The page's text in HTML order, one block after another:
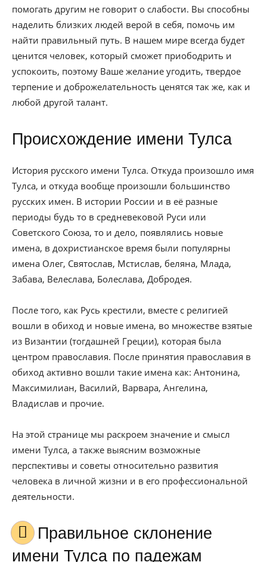
помогать другим не говорит о слабости. Вы способны
наделить близких людей верой в себя, помочь им
найти правильный путь. В нашем мире всегда будет
ценится человек, который сможет приободрить и
успокоить, поэтому Ваше желание угодить, твердое
терпение и доброжелательность ценятся так же, как и
любой другой талант.
Происхождение имени Тулса
История русского имени Тулса. Откуда произошло имя
Тулса, и откуда вообще произошли большинство
русских имен. В истории России и в её разные
периоды будь то в средневековой Руси или
Советского Союза, то и дело, появлялись новые
имена, в дохристианское время были популярны
имена Олег, Святослав, Мстислав, беляна, Млада,
Забава, Велеслава, Болеслава, Добродея.
После того, как Русь крестили, вместе с религией
вошли в обиход и новые имена, во множестве взятые
из Византии (тогдашней Греции), которая была
центром православия. После принятия православия в
обиход активно вошли такие имена как: Антонина,
Максимилиан, Василий, Варвара, Ангелина,
Владислав и прочие.
На этой странице мы раскроем значение и смысл
имени Тулса, а также выясним возможные
перспективы и советы относительно развития
человека в личной жизни и в его профессиональной
деятельности.
Правильное склонение
имени Тулса по падежам